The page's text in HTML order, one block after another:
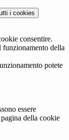
i cookies
consentire.
funzionamento della
potete
essere
della cookie